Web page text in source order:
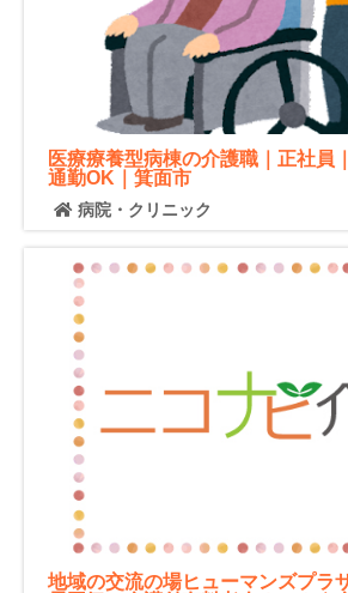
医療療養型病棟の介護職｜正社員
通勤OK｜箕面市
病院・クリニック
地域の交流の場ヒューマンズプラ